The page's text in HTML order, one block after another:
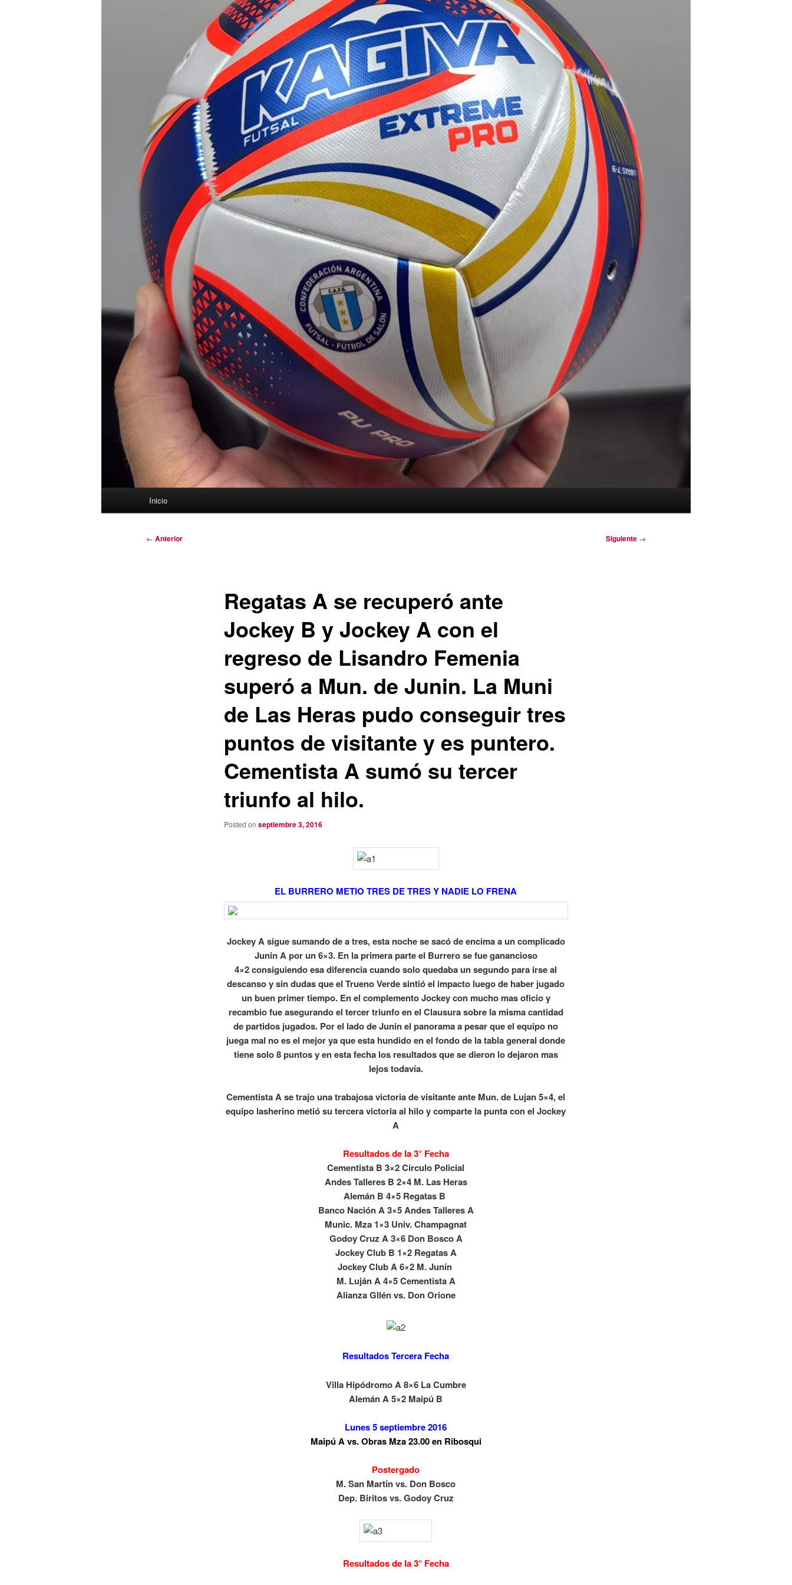
Inicio
Navegación
← Anterior Siguiente →
Regatas A se recuperó ante
Jockey B y Jockey A con el
regreso de Lisandro Femenia
superó a Mun. de Junin. La Muni
de Las Heras pudo conseguir tres
puntos de visitante y es puntero.
Cementista A sumó su tercer
triunfo al hilo.
Posted on septiembre 3, 2016
EL BURRERO METIO TRES DE TRES Y NADIE LO FRENA
Jockey A sigue sumando de a tres, esta noche se sacó de encima a un complicado
Junin A por un 6×3. En la primera parte el Burrero se fue ganancioso
4×2 consiguiendo esa diferencia cuando solo quedaba un segundo para irse al
descanso y sin dudas que el Trueno Verde sintió el impacto luego de haber jugado
un buen primer tiempo. En el complemento Jockey con mucho mas oficio y
recambio fue asegurando el tercer triunfo en el Clausura sobre la misma cantidad
de partidos jugados. Por el lado de Junin el panorama a pesar que el equipo no
juega mal no es el mejor ya que esta hundido en el fondo de la tabla general donde
tiene solo 8 puntos y en esta fecha los resultados que se dieron lo dejaron mas
lejos todavía.
Cementista A se trajo una trabajosa victoria de visitante ante Mun. de Lujan 5×4, el
equipo lasherino metió su tercera victoria al hilo y comparte la punta con el Jockey
A
Resultados de la 3° Fecha
Cementista B 3×2 Círculo Policial
Andes Talleres B 2×4 M. Las Heras
Alemán B 4×5 Regatas B
Banco Nación A 3×5 Andes Talleres A
Munic. Mza 1×3 Univ. Champagnat
Godoy Cruz A 3×6 Don Bosco A
Jockey Club B 1×2 Regatas A
Jockey Club A 6×2 M. Junín
M. Luján A 4×5 Cementista A
Alianza Gllén vs. Don Orione
Resultados Tercera Fecha
Villa Hipódromo A 8×6 La Cumbre
Alemán A 5×2 Maipú B
Lunes 5 septiembre 2016
Maipú A vs. Obras Mza 23.00 en Ribosqui
Postergado
M. San Martín vs. Don Bosco
Dep. Biritos vs. Godoy Cruz
Resultados de la 3° Fecha